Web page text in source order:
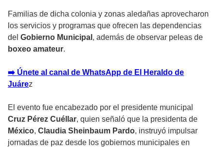
Familias de dicha colonia y zonas aledañas aprovecharon
los servicios y programas que ofrecen las dependencias
del Gobierno Municipal , además de observar peleas de
boxeo amateur.
➡️ Únete al canal de WhatsApp de El Heraldo de
Juárez
El evento fue encabezado por el presidente municipal
Cruz Pérez Cuéllar, quien señaló que la presidenta de
México, Claudia Sheinbaum Pardo, instruyó impulsar
jornadas de paz desde los gobiernos municipales en